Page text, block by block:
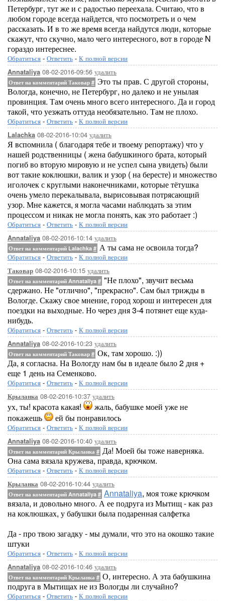
Петербург, тут же и с радостью переехала. Считаю, что в
любом городе всегда найдется, что посмотреть и о чем
рассказать. И в то же время всегда найдутся люди, которые
скажут, что скучно, мало чего интересного, вот в городе N
гораздо интереснее.
Обратиться - Ответить - К полной версии
Annataliya 08-02-2016-09:56 удалить
Ответ на комментарий Таковар # Это ты прав. С другой стороны,
Вологда, конечно, не Петербург, но далеко и не унылая
провинция. Там очень много всего интересного. Да и город
такой, что уезжать оттуда необязательно. Там не плохо.
Обратиться - Ответить - К полной версии
Lalachka 08-02-2016-10:04 удалить
Я вспомнила ( благодаря тебе и твоему репортажу) что у
нашей родственницы ( жена бабушкиного брата, который
погиб во вторую мировую и не успел сына увидеть) были
вот такие коклюшки, валик и узор ( на бересте) и множество
иголочек с круглыми наконечниками, которые тётушка
очень умело перекалывала, вырисовывая потрясающий
узор. Мне кажется, я могла часами наблюдать за этим
процессом и никак не могла понять, как это работает :)
Обратиться - Ответить - К полной версии
Annataliya 08-02-2016-10:14 удалить
Ответ на комментарий Lalachka # А ты сама не освоила тогда?
Обратиться - Ответить - К полной версии
Таковар 08-02-2016-10:15 удалить
Ответ на комментарий Annataliya # "Не плохо", звучит весьма
сдержано. Не "отлично", "прекрасно". Сам был трижды в
Вологде. Скажу свое мнение, город хорош и интересен для
поездки на выходные. Но через дня 3-4 потянет еще куда-
нибудь.
Обратиться - Ответить - К полной версии
Annataliya 08-02-2016-10:23 удалить
Ответ на комментарий Таковар # Ок, там хорошо. :))
Да, я согласна. На Вологду нам бы в идеале было 2 дня +
еще 1 день на Семенково.
Обратиться - Ответить - К полной версии
Крыланка 08-02-2016-10:37 удалить
ух, ты! красота какая!
жаль, бабушке моей уже не
покажешь
ей бы понравилось
Обратиться - Ответить - К полной версии
Annataliya 08-02-2016-10:40 удалить
Ответ на комментарий Крыланка # Да! Моей бы тоже наверняка.
Она сама вязала кружева, правда, крючком.
Обратиться - Ответить - К полной версии
Крыланка 08-02-2016-10:44 удалить
Ответ на комментарий Annataliya # Annataliya, моя тоже крючком
вязала, и довольно много. А ее подруга из Мытищ - как раз
на коклюшках, у бабушки была подаренная салфетка
Да - про твою загадку - мы думали, что это на окошко такие
штуки
Обратиться - Ответить - К полной версии
Annataliya 08-02-2016-10:46 удалить
Ответ на комментарий Крыланка # О, интересно. А эта бабушкина
подруга в Мытищах не из Вологды ли случайно?
Обратиться - Ответить - К полной версии